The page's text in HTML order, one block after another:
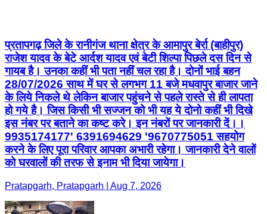
प्रतापगढ़ जिले के रानीगंज थाना क्षेत्र के आमापुर बेर्रा (बाहीपुर)
राजेश यादव के बेटे आर्दश यादव एवं बेटी शिल्पा पिछले दस दिन से
गायब है। उनका कहीं भी पता नहीं चल रहा है। दोनों भाई बहन
28/07/2026 साथ में घर से लगभग 11 बजे मधवापुर बाजार जाने
के लिये निकले थे लेकिन बाजार पहुंचने से पहले रास्ते से ही लापता
हो गये है। जिस किसी भी सज्जन को भी यह ये दोनो कहीं भी दिखे
इस नंबर पर बताने का कष्ट करे। इन नंबरों पर जानकारी दें।।
9935174177' 6391694629 '9670775051 सहयोग
करने के लिए पूरा परिवार आपका अभारी रहेगा। जानकारी देने वालों
को घरवालों की तरफ से इनाम भी दिया जायेगा।
Pratapgarh, Pratapgarh | Aug 7, 2026